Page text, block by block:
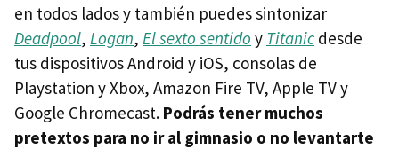
en todos lados y también puedes sintonizar
Deadpool, Logan, El sexto sentido y Titanic desde
tus dispositivos Android y iOS, consolas de
Playstation y Xbox, Amazon Fire TV, Apple TV y
Google Chromecast. Podrás tener muchos
pretextos para no ir al gimnasio o no levantarte